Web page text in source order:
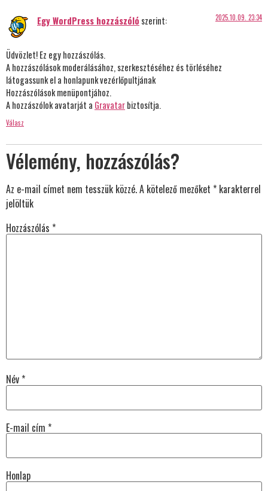
Egy WordPress hozzászóló szerint: 2025.10.09. 23:34
Üdvözlet! Ez egy hozzászólás.
A hozzászólások moderálásához, szerkesztéséhez és törléséhez
látogassunk el a honlapunk vezérlőpultjának
Hozzászólások menüpontjához.
A hozzászólok avatarját a Gravatarbiztosítja.
Válasz
Vélemény, hozzászólás?
Az e-mail címet nem tesszük közzé.A kötelező mezőket * karakterrel
jelöltük
Hozzászólás *
Név *
E-mail cím *
Honlap